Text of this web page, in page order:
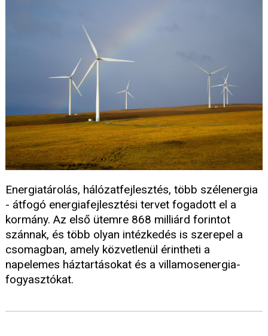
Energiatárolás, hálózatfejlesztés, több szélenergia
- átfogó energiafejlesztési tervet fogadott el a
kormány. Az első ütemre 868 milliárd forintot
szánnak, és több olyan intézkedés is szerepel a
csomagban, amely közvetlenül érintheti a
napelemes háztartásokat és a villamosenergia-
fogyasztókat.